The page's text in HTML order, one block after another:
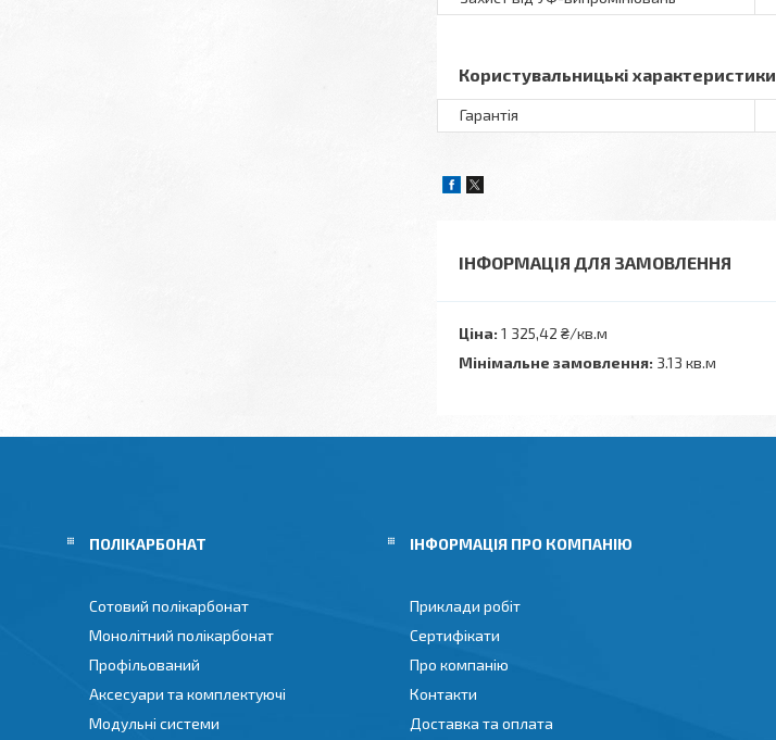
Користувальницькі характеристики
Гарантія
ІНФОРМАЦІЯ ДЛЯ ЗАМОВЛЕННЯ
Ціна: 1 325,42 ₴/кв.м
Мінімальне замовлення: 3.13 кв.м
ПОЛІКАРБОНАТ
Сотовий полікарбонат
Монолітний полікарбонат
Профільований
Аксесуари та комплектуючі
Модульні системи
ІНФОРМАЦІЯ ПРО КОМПАНІЮ
Приклади робіт
Сертифікати
Про компанію
Контакти
Доставка та оплата